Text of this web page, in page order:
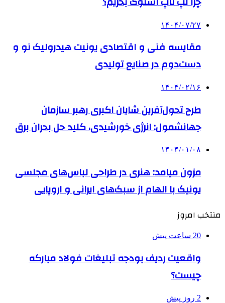
۱۴۰۴/۰۷/۲۷
مقایسه فنی و اقتصادی یونیت هیدرولیک نو و
دست‌دوم در صنایع تولیدی
۱۴۰۴/۰۲/۱۶
طرح تحول‌آفرین شایان اکبری رهبر سازمان
جهانشمول: انرژی خورشیدی، کلید حل بحران برق
۱۴۰۴/۰۱/۰۸
مزون میامد: هنری در طراحی لباس‌های مجلسی
یونیک با الهام از سبک‌های ایرانی و اروپایی
منتخب امروز
20 ساعت پیش
واقعیت ردیف بودجه تبلیغات فولاد مبارکه
چیست؟
2 روز پیش